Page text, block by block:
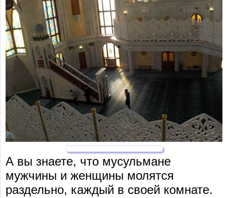
А вы знаете, что мусульмане
мужчины и женщины молятся
раздельно, каждый в своей комнате.